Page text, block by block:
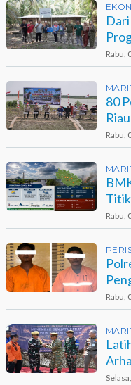
Rabu,
80
Rabu,
Rabu,
Rabu,